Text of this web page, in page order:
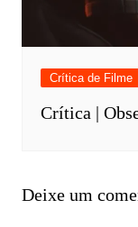
Crítica de Filme
Crítica |
Deixe um